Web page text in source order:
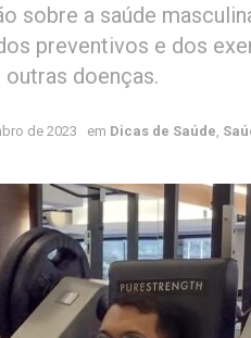
sobre a saúde
preventivos e dos
doenças.
de 2023 em Dicas de Saúde